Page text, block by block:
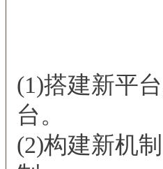
(1)搭建新平
台。
(2)构建新机